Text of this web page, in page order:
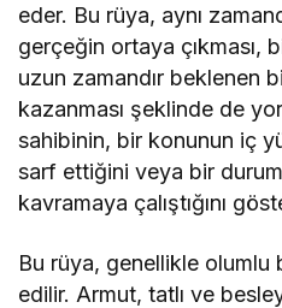
eder. Bu rüya, aynı
gerçeğin ortaya çıkması,
uzun zamandır beklenen
kazanması şeklinde de
sahibinin, bir konunun iç
sarf ettiğini veya bir
kavramaya çalıştığını
Bu rüya, genellikle olumlu
edilir. Armut, tatlı ve